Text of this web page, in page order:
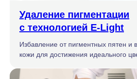
Удаление пигментации
с технологией E-Light
Избавление от пигментных пятен и
кожи для достижения идеального